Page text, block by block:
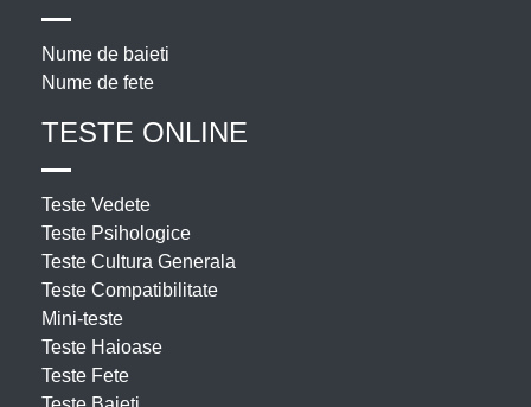
Nume de baieti
Nume de fete
TESTE ONLINE
Teste Vedete
Teste Psihologice
Teste Cultura Generala
Teste Compatibilitate
Mini-teste
Teste Haioase
Teste Fete